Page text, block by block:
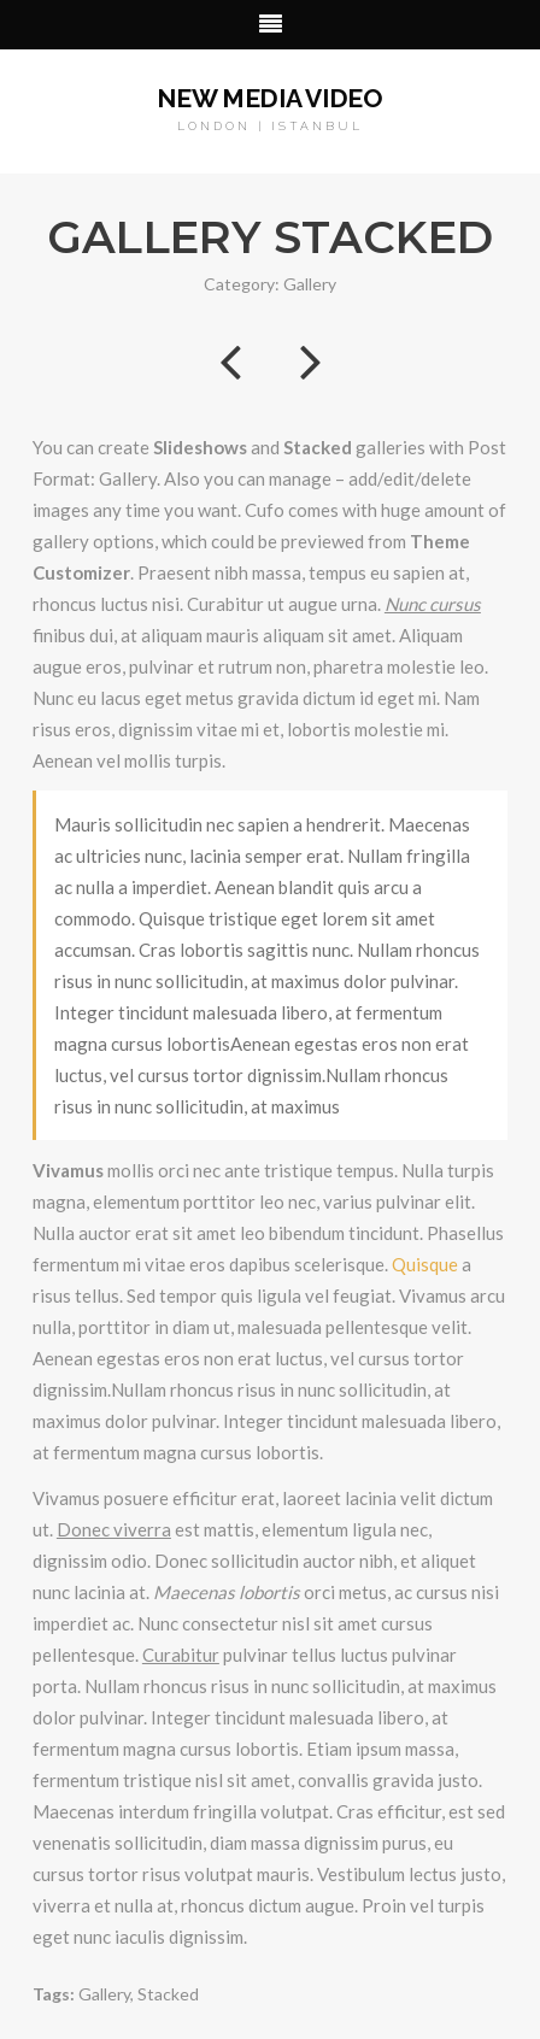
NEW MEDIA VIDEO
LONDON | ISTANBUL
GALLERY STACKED
Category: Gallery
You can create Slideshowsand Stacked galleries with Post
Format: Gallery. Also you can manage – add/edit/delete
images any time you want. Cufo comes with huge amount of
gallery options, which could be previewed from Theme
Customizer. Praesent nibh massa, tempus eu sapien at,
rhoncus luctus nisi. Curabitur ut augue urna. Nunc cursus
finibus dui, at aliquam mauris aliquam sit amet. Aliquam
augue eros, pulvinar et rutrum non, pharetra molestie leo.
Nunc eu lacus eget metus gravida dictum id eget mi. Nam
risus eros, dignissim vitae mi et, lobortis molestie mi.
Aenean vel mollis turpis.
Mauris sollicitudin nec sapien a hendrerit. Maecenas
ac ultricies nunc, lacinia semper erat. Nullam fringilla
ac nulla a imperdiet. Aenean blandit quis arcu a
commodo. Quisque tristique eget lorem sit amet
accumsan. Cras lobortis sagittis nunc. Nullam rhoncus
risus in nunc sollicitudin, at maximus dolor pulvinar.
Integer tincidunt malesuada libero, at fermentum
magna cursus lobortisAenean egestas eros non erat
luctus, vel cursus tortor dignissim.Nullam rhoncus
risus in nunc sollicitudin, at maximus
Vivamusmollis orci nec ante tristique tempus. Nulla turpis
magna, elementum porttitor leo nec, varius pulvinar elit.
Nulla auctor erat sit amet leo bibendum tincidunt. Phasellus
fermentum mi vitae eros dapibus scelerisque.Quisquea
risus tellus. Sed tempor quis ligula vel feugiat. Vivamus arcu
nulla, porttitor in diam ut, malesuada pellentesque velit.
Aenean egestas eros non erat luctus, vel cursus tortor
dignissim.Nullam rhoncus risus in nunc sollicitudin, at
maximus dolor pulvinar. Integer tincidunt malesuada libero,
at fermentum magna cursus lobortis.
Vivamus posuere efficitur erat, laoreet lacinia velit dictum
ut. Donec viverra est mattis, elementum ligula nec,
dignissim odio. Donec sollicitudin auctor nibh, et aliquet
nunc lacinia at. Maecenas lobortisorci metus, ac cursus nisi
imperdiet ac. Nunc consectetur nisl sit amet cursus
pellentesque.Curabiturpulvinar tellus luctus pulvinar
porta. Nullam rhoncus risus in nunc sollicitudin, at maximus
dolor pulvinar. Integer tincidunt malesuada libero, at
fermentum magna cursus lobortis. Etiam ipsum massa,
fermentum tristique nisl sit amet, convallis gravida justo.
Maecenas interdum fringilla volutpat. Cras efficitur, est sed
venenatis sollicitudin, diam massa dignissim purus, eu
cursus tortor risus volutpat mauris. Vestibulum lectus justo,
viverra et nulla at, rhoncus dictum augue. Proin vel turpis
eget nunc iaculis dignissim.
Tags: Gallery, Stacked